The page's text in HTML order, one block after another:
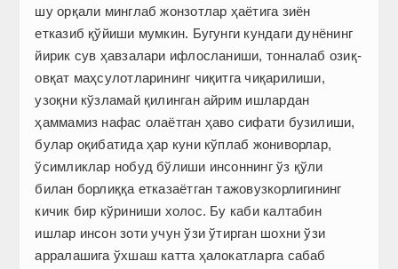
шу орқали минглаб жонзотлар ҳаётига зиён
етказиб қўйиши мумкин. Бугунги кундаги дунёнинг
йирик сув ҳавзалари ифлосланиши, тонналаб озиқ-
овқат маҳсулотларининг чиқитга чиқарилиши,
узоқни кўзламай қилинган айрим ишлардан
ҳаммамиз нафас олаётган ҳаво сифати бузилиши,
булар оқибатида ҳар куни кўплаб жониворлар,
ўсимлик­лар нобуд бўлиши инсоннинг ўз қўли
билан борлиққа етказаётган тажовузкорлигининг
кичик бир кўриниши холос. Бу каби калтабин
ишлар инсон зоти учун ўзи ўтирган шохни ўзи
арралашига ўхшаш катта ҳалокатларга сабаб